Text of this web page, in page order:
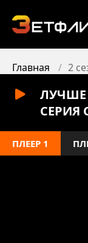
Главная 2
ЛУЧШЕ
СЕРИЯ
ПЛЕЕР 1